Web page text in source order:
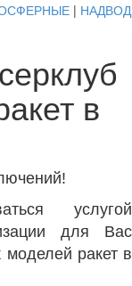
|
в
услугой
для Вас
моделей ракет в